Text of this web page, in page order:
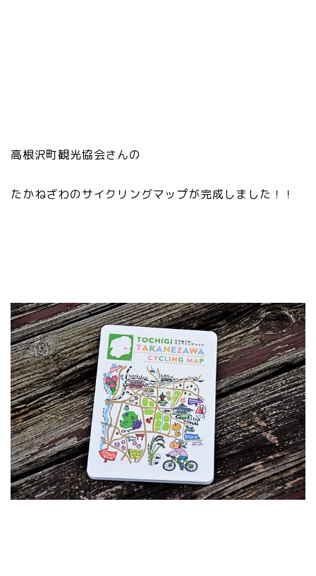
高根沢町観光協会さんの
たかねざわのサイクリングマップが完成しました！！